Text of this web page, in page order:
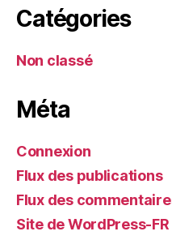
Catégories
Non classé
Méta
Connexion
Flux des publications
Flux des
Site de WordPress-FR